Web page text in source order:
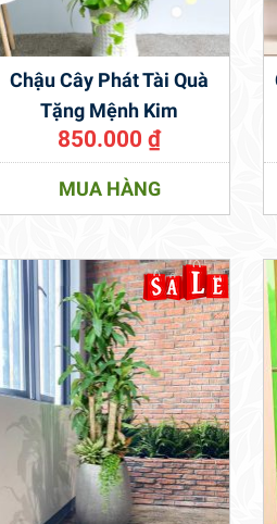
Chậu Cây Phát Tài Quà
Tặng Mệnh Kim
850.000₫
MUA HÀNG